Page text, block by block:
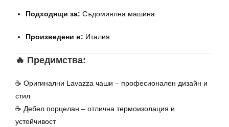
Подходящи за: Съдомиялна машина
Произведени в: Италия
🔥 Предимства:
☕ Оригинални Lavazza чаши – професионален дизайн и
стил
☕ Дебел порцелан – отлична термоизолация и
устойчивост